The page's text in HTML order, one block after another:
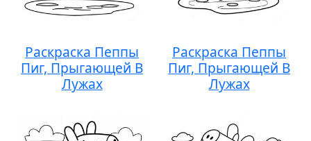
Раскраска Пеппы
Пиг, Прыгающей В
Лужах
Раскраска Пеппы
Пиг, Прыгающей В
Лужах